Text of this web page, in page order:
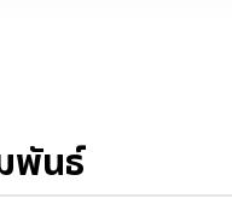
พันธ์